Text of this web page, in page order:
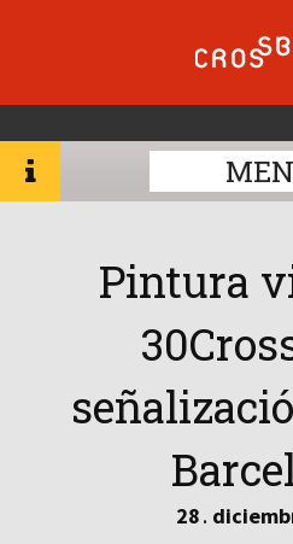
Pintura
28 .